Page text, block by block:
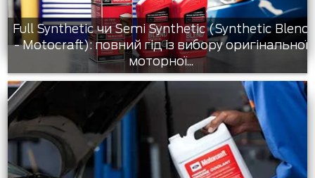
Full Synthetic чи Semi Synthetic (Synthetic Blend
- Motocraft): повний гід із вибору оригінальної
моторної...